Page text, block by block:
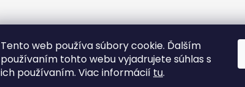
Tento web používa súbory cookie. Ďalším
používaním tohto webu vyjadrujete súhlas s
ich používaním. Viac informácií tu.